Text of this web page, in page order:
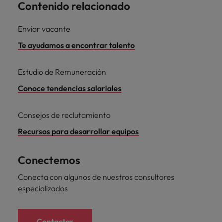
Contenido relacionado
Enviar vacante
Te ayudamos a encontrar talento
Estudio de Remuneración
Conoce tendencias salariales
Consejos de reclutamiento
Recursos para desarrollar equipos
Conectemos
Conecta con algunos de nuestros consultores
especializados